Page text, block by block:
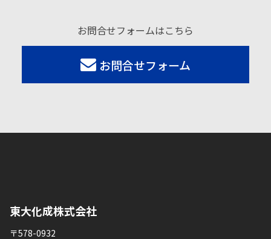
お問合せフォームはこちら
お問合せフォーム
東大化成株式会社
〒578-0932